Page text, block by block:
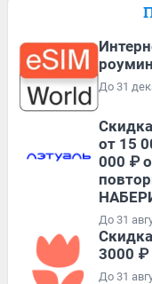
До 31
от 15
000 ₽
До 31
3000 ₽
До 31